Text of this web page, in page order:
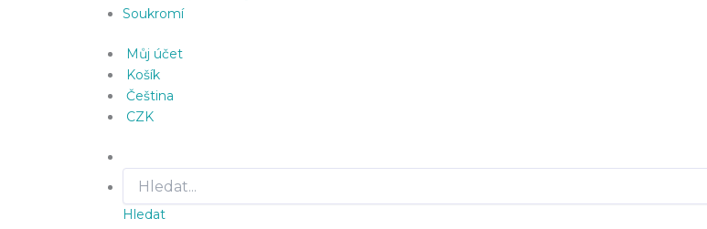
Soukromí
Můj účet
Košík
Čeština
CZK
Hledat